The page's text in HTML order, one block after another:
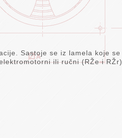
Sastoje se iz lamela koje se
ili ručni (RŽe i RŽr).